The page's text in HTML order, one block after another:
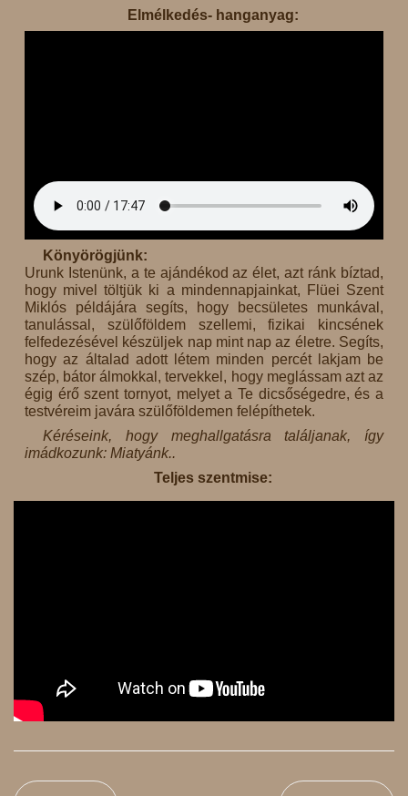
Elmélkedés- hanganyag:
Könyörögjünk:
Urunk Istenünk, a te ajándékod az élet, azt ránk bíztad,
hogy mivel töltjük ki a mindennapjainkat, Flüei Szent
Miklós példájára segíts, hogy becsületes munkával,
tanulással, szülőföldem szellemi, fizikai kincsének
felfedezésével készüljek nap mint nap az életre. Segíts,
hogy az általad adott létem minden percét lakjam be
szép, bátor álmokkal, tervekkel, hogy meglássam azt az
égig érő szent tornyot, melyet a Te dicsőségedre, és a
testvéreim javára szülőföldemen felépíthetek.
Kéréseink, hogy meghallgatásra találjanak, így
imádkozunk: Miatyánk..
Teljes szentmise: